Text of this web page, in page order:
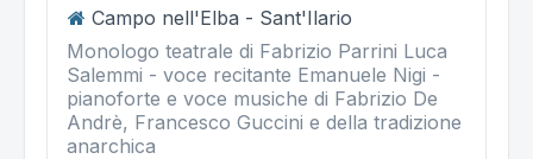
Campo nell'Elba - Sant'Ilario
Monologo teatrale di Fabrizio Parrini Luca
Salemmi - voce recitante Emanuele Nigi -
pianoforte e voce musiche di Fabrizio De
Andrè, Francesco Guccini e della tradizione
anarchica